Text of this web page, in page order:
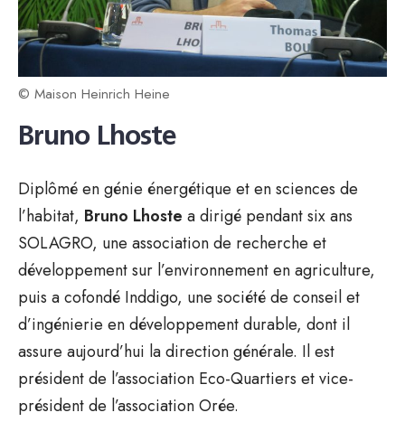
© Maison Heinrich Heine
Bruno Lhoste
Diplômé en génie énergétique et en sciences de
l’habitat, Bruno Lhoste a dirigé pendant six ans
SOLAGRO, une association de recherche et
développement sur l’environnement en agriculture,
puis a cofondé Inddigo, une société de conseil et
d’ingénierie en développement durable, dont il
assure aujourd’hui la direction générale. Il est
président de l’association Eco-Quartiers et vice-
président de l’association Orée.